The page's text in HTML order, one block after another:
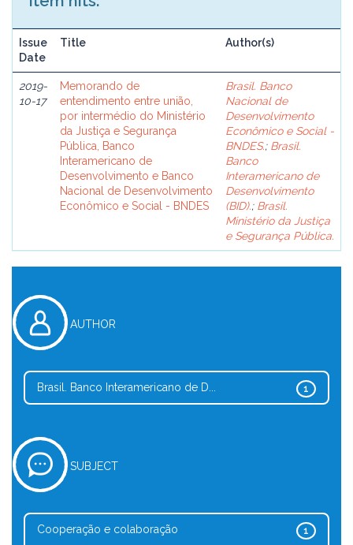
Issue
Date
Title Author(s)
2019-
10-17
Memorando de
entendimento entre união,
por intermédio do Ministério
da Justiça e Segurança
Pública, Banco
Interamericano de
Desenvolvimento e Banco
Nacional de Desenvolvimento
Econômico e Social - BNDES
Brasil. Banco
Nacional de
Desenvolvimento
Econômico e Social -
BNDES.; Brasil.
Banco
Interamericano de
Desenvolvimento
(BID).; Brasil.
Ministério da Justiça
e Segurança Pública.
AUTHOR
1
Brasil. Banco Interamericano de D...
SUBJECT
1
Cooperação e colaboração